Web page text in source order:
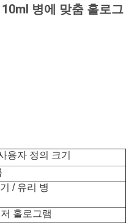
병에 맞춤 홀로그
용자 정의 크기
/ 유리 병
홀로그램